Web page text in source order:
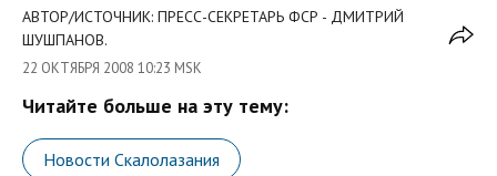
АВТОР/ИСТОЧНИК: ПРЕСС-СЕКРЕТАРЬ ФСР - ДМИТРИЙ
ШУШПАНОВ.
22 ОКТЯБРЯ 2008 10:23 MSK
Читайте больше на эту тему:
Новости Скалолазания